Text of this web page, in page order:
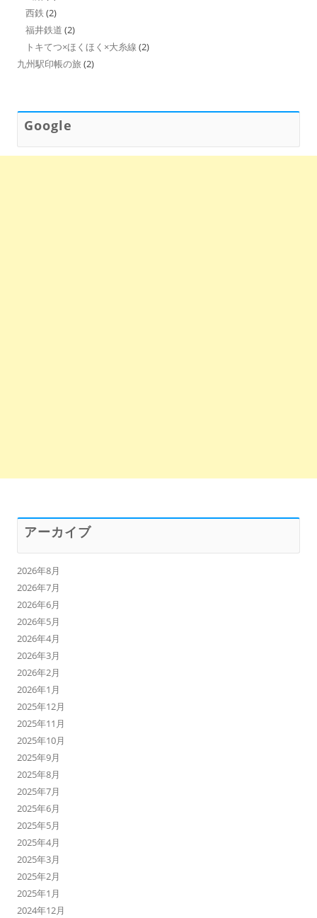
西鉄 (2)
福井鉄道 (2)
トキてつ×ほくほく×大糸線 (2)
九州駅印帳の旅 (2)
Google
アーカイブ
2026年8月
2026年7月
2026年6月
2026年5月
2026年4月
2026年3月
2026年2月
2026年1月
2025年12月
2025年11月
2025年10月
2025年9月
2025年8月
2025年7月
2025年6月
2025年5月
2025年4月
2025年3月
2025年2月
2025年1月
2024年12月